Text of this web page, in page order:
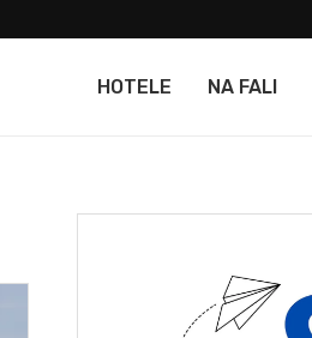
HOTELE NA FALI